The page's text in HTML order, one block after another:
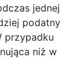
jednej
podatny
przypadku
niż w